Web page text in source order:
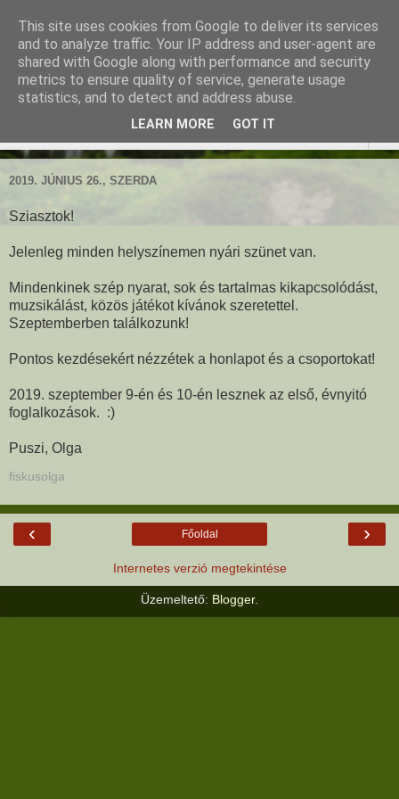
Ringató - Fiskus Olga
foglalkozásai
2019. JÚNIUS 26., SZERDA
Sziasztok!
Jelenleg minden helyszínemen nyári szünet van.
Mindenkinek szép nyarat, sok és tartalmas kikapcsolódást,
muzsikálást, közös játékot kívánok szeretettel.
Szeptemberben találkozunk!
Pontos kezdésekért nézzétek a honlapot és a csoportokat!
2019. szeptember 9-én és 10-én lesznek az első, évnyitó
foglalkozások. :)
Puszi, Olga
fiskusolga
‹ ›
Főoldal
Internetes verzió megtekintése
Üzemeltető: Blogger.
This site uses cookies from Google to deliver its services
and to analyze traffic. Your IP address and user-agent are
shared with Google along with performance and security
metrics to ensure quality of service, generate usage
statistics, and to detect and address abuse.
LEARN MORE GOT IT